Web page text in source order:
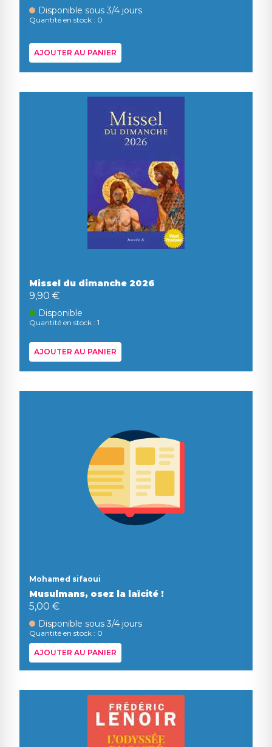
Disponible sous 3/4 jours
Quantité en stock : 0
AJOUTER AU PANIER
Missel du dimanche 2026
9,90 €
Disponible
Quantité en stock : 1
AJOUTER AU PANIER
Mohamed sifaoui
Musulmans, osez la laïcité !
5,00 €
Disponible sous 3/4 jours
Quantité en stock : 0
AJOUTER AU PANIER